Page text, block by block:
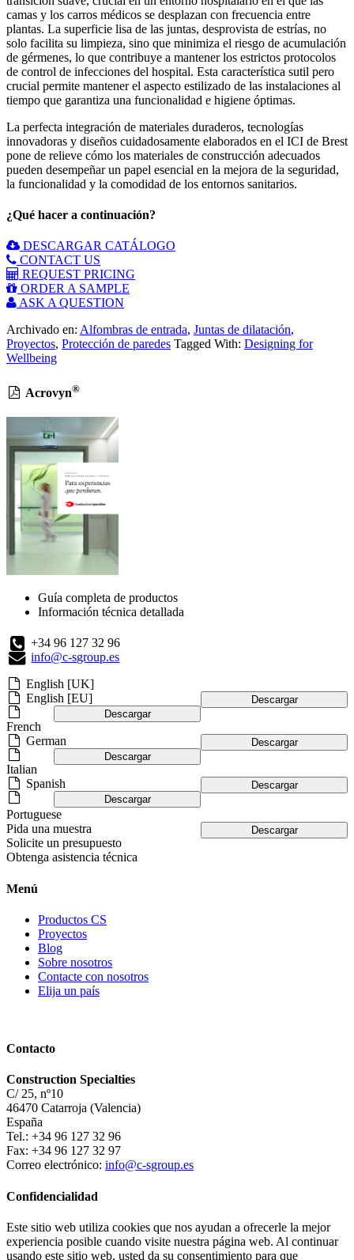
camas y los carros médicos se desplazan con frecuencia entre
plantas. La superficie lisa de las juntas, desprovista de estrías, no
solo facilita su limpieza, sino que minimiza el riesgo de acumulación
de gérmenes, lo que contribuye a mantener los estrictos protocolos
de control de infecciones del hospital. Esta característica sutil pero
crucial permite mantener el aspecto estilizado de las instalaciones al
tiempo que garantiza una funcionalidad e higiene óptimas.
La perfecta integración de materiales duraderos, tecnologías
innovadoras y diseños cuidadosamente elaborados en el ICI de Brest
pone de relieve cómo los materiales de construcción adecuados
pueden desempeñar un papel esencial en la mejora de la seguridad,
la funcionalidad y la comodidad de los entornos sanitarios.
¿Qué hacer a continuación?
DESCARGAR CATÁLOGO
CONTACT US
REQUEST PRICING
ORDER A SAMPLE
ASK A QUESTION
Archivado en: Alfombras de entrada, Juntas de dilatación,
Proyectos, Protección de paredes Tagged With: Designing for
Wellbeing
Acrovyn®
Guía completa de productos
Información técnica detallada
+34 96 127 32 96
info@c-sgroup.es
English [UK]
Descargar
English [EU]
Descargar
French
Descargar
German
Descargar
Italian
Descargar
Spanish
Descargar
Portuguese
Descargar
Pida una muestra
Solicite un presupuesto
Obtenga asistencia técnica
Menú
Productos CS
Proyectos
Blog
Sobre nosotros
Contacte con nosotros
Elija un país
Contacto
Construction Specialties
C/ 25, nº10
46470 Catarroja (Valencia)
España
Tel.: +34 96 127 32 96
Fax: +34 96 127 32 97
Correo electrónico: info@c-sgroup.es
Confidencialidad
Este sitio web utiliza cookies que nos ayudan a ofrecerle la mejor
experiencia posible cuando visite nuestra página web. Al continuar
usando este sitio web, usted da su consentimiento para que